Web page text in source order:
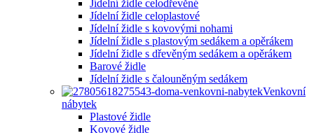
Jídelní židle celodřevěné
Jídelní židle celoplastové
Jídelní židle s kovovými nohami
Jídelní židle s plastovým sedákem a opěrákem
Jídelní židle s dřevěným sedákem a opěrákem
Barové židle
Jídelní židle s čalouněným sedákem
Venkovní
nábytek
Plastové židle
Kovové židle